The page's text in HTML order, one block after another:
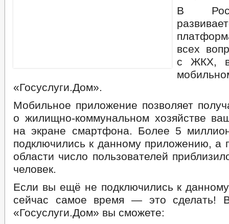
В
всех
с ЖКХ,
«Госуслуги.Дом».
Мобильное приложение позволяет
о жилищно-коммунальном хозяйстве
на экране смартфона. Более 5
подключились к данному приложению, а
области число пользователей
человек.
Если вы ещё не подключились к
сейчас самое время — это сделать!
«Госуслуги.Дом» вы сможете: